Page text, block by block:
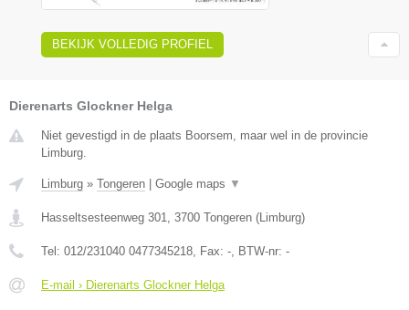
BEKIJK VOLLEDIG PROFIEL
Dierenarts Glockner Helga
Niet gevestigd in de plaats Boorsem, maar wel in de provincie
Limburg.
Limburg » Tongeren Google maps ▼
Hasseltsesteenweg 301 3700 Tongeren ( Limburg)
Tel: 012/231040 0477345218 , Fax: - , BTW-nr: -
E-mail › Dierenarts Glockner Helga